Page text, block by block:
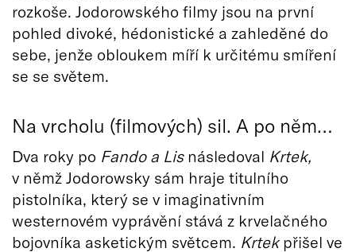
rozkoše. Jodorowského filmy jsou na první
pohled divoké, hédonistické a zahleděné do
sebe, jenže obloukem míří k určitému smíření
se se světem.
Na vrcholu (filmových) sil. A po něm…
Dva roky po Fando a Lis následoval Krtek,
v němž Jodorowsky sám hraje titulního
pistolníka, který se v imaginativním
westernovém vyprávění stává z krvelačného
bojovníka asketickým světcem. Krtekpřišel ve